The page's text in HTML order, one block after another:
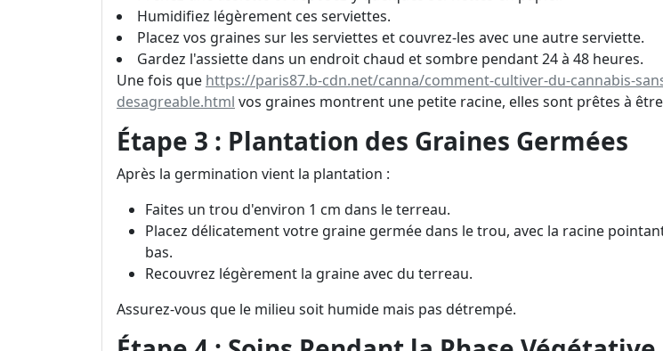
Humidifiez légèrement ces serviettes.
Placez vos graines sur les serviettes et couvrez-les avec une autre serviette.
Gardez l'assiette dans un endroit chaud et sombre pendant 24 à 48 heures.
Une fois que https://paris87.b-cdn.net/canna/comment-cultiver-du-cannabis-
desagreable.html vos graines montrent une petite racine, elles sont prêtes à
Étape 3 : Plantation des Graines Germées
Après la germination vient la plantation :
Faites un trou d'environ 1 cm dans le terreau.
Placez délicatement votre graine germée dans le trou, avec la racine
bas.
Recouvrez légèrement la graine avec du terreau.
Assurez-vous que le milieu soit humide mais pas détrempé.